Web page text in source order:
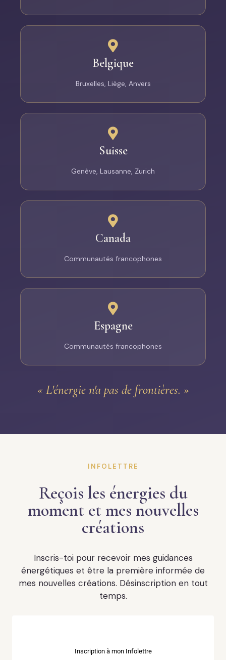
Belgique
Bruxelles, Liège, Anvers
Suisse
Genève, Lausanne, Zurich
Canada
Communautés francophones
Espagne
Communautés francophones
« L'énergie n'a pas de frontières. »
INFOLETTRE
Reçois les énergies du
moment et mes nouvelles
créations
Inscris-toi pour recevoir mes guidances
énergétiques et être la première informée de
mes nouvelles créations. Désinscription en tout
temps.